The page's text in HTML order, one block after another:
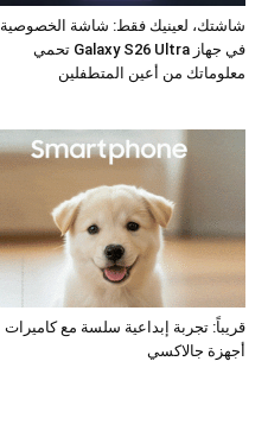
شاشتك، لعينيك فقط: شاشة الخصوصية
في جهاز Galaxy S26 Ultra تحمي
معلوماتك من أعين المتطفلين
قريباً: تجربة إبداعية سلسة مع كاميرات
أجهزة جالاكسي